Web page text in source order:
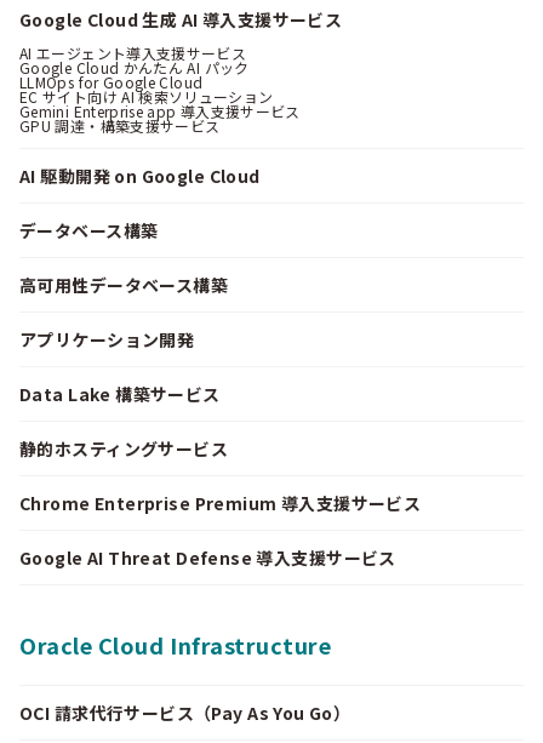
Google Cloud 生成 AI 導入支援サービス
AI エージェント導入支援サービス
Google Cloud かんたん AI パック
LLMOps for Google Cloud
EC サイト向け AI 検索ソリューション
Gemini Enterprise app 導入支援サービス
GPU 調達・構築支援サービス
AI 駆動開発 on Google Cloud
データベース構築
高可用性データベース構築
アプリケーション開発
Data Lake 構築サービス
静的ホスティングサービス
Chrome Enterprise Premium 導入支援サービス
Google AI Threat Defense 導入支援サービス
Oracle Cloud Infrastructure
OCI 請求代行サービス（Pay As You Go）